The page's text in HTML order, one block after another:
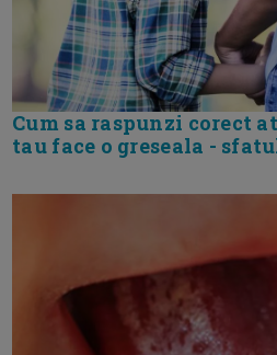
Cum sa raspunzi corect
tau face o greseala -